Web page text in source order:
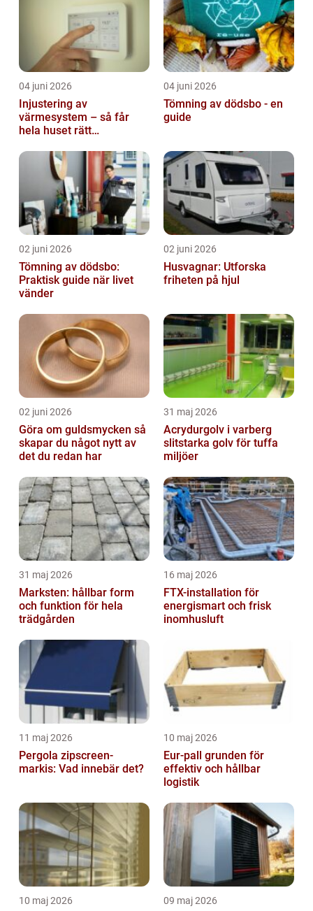
04 juni 2026
Injustering av
värmesystem – så får
hela huset rätt
04 juni 2026
Tömning av dödsbo - en
guide
02 juni 2026
Tömning av dödsbo:
Praktisk guide när livet
vänder
02 juni 2026
Husvagnar: Utforska
friheten på hjul
02 juni 2026
Göra om guldsmycken så
skapar du något nytt av
det du redan har
31 maj 2026
Acrydurgolv i varberg
slitstarka golv för tuffa
miljöer
31 maj 2026
Marksten: hållbar form
och funktion för hela
trädgården
16 maj 2026
FTX-installation för
energismart och frisk
inomhusluft
11 maj 2026
Pergola zipscreen-
markis: Vad innebär det?
10 maj 2026
Eur-pall grunden för
effektiv och hållbar
logistik
10 maj 2026 09 maj 2026